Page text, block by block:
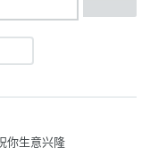
你生意兴隆